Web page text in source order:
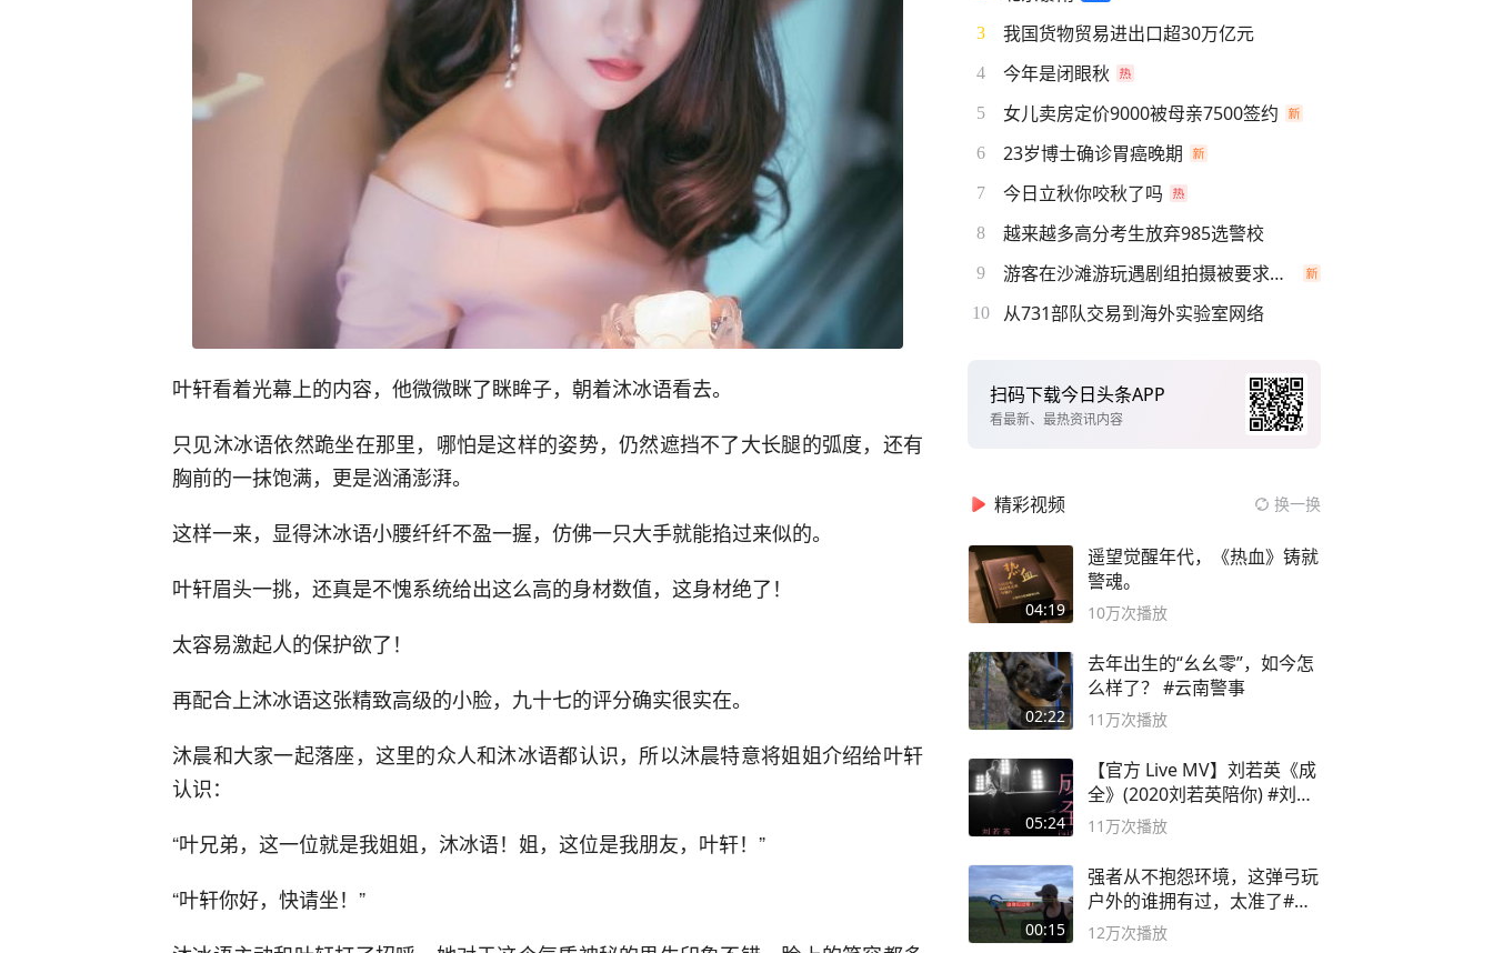
叶轩看着光幕上的内容，他微微眯了眯眸子，朝着沐冰语看去。
只见沐冰语依然跪坐在那里，哪怕是这样的姿势，仍然遮挡不了大长腿的弧度，还有
胸前的一抹饱满，更是汹涌澎湃。
这样一来，显得沐冰语小腰纤纤不盈一握，仿佛一只大手就能掐过来似的。
叶轩眉头一挑，还真是不愧系统给出这么高的身材数值，这身材绝了！
太容易激起人的保护欲了！
再配合上沐冰语这张精致高级的小脸，九十七的评分确实很实在。
沐晨和大家一起落座，这里的众人和沐冰语都认识，所以沐晨特意将姐姐介绍给叶轩
认识：
“叶兄弟，这一位就是我姐姐，沐冰语！姐，这位是我朋友，叶轩！”
“叶轩你好，快请坐！”
3 我国货物贸易进出口超30万亿元
4 今年是闭眼秋
5 女儿卖房定价9000被母亲7500签约
6 23岁博士确诊胃癌晚期
7 今日立秋你咬秋了吗
8 越来越多高分考生放弃985选警校
9 游客在沙滩游玩遇剧组拍摄被要求离开
10 从731部队交易到海外实验室网络
扫码下载今日头条APP
看最新、最热资讯内容
精彩视频 换一换
04:19
遥望觉醒年代，《热血》铸就
警魂。
10万次播放
02:22
去年出生的“幺幺零”，如今怎
么样了？ #云南警事
11万次播放
05:24
【官方 Live MV】刘若英《成
全》(2020刘若英陪你) #刘若
英 #成全
11万次播放
00:15
强者从不抱怨环境，这弹弓玩
户外的谁拥有过，太准了#弹
弓#户外
12万次播放